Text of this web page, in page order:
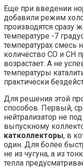
Еще при введении
добавили режим
производятся сразу
температуре -7
температурах смесь
количество СО и СН
возрастает. А не
температуры
практически
Для решения этой
способов. Первый,
нейтрализатор не
выпускному
катколлекторы, в
один. Для более
не из чугуна, а из
тепла